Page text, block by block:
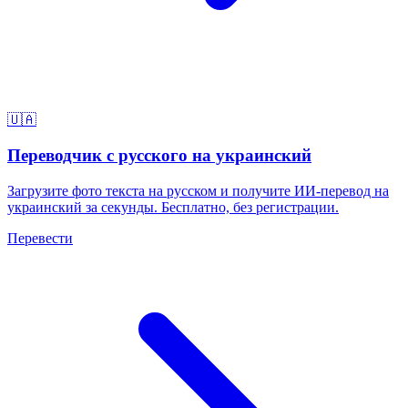
🇺🇦
Переводчик с русского на украинский
Загрузите фото текста на русском и получите ИИ-перевод на
украинский за секунды. Бесплатно, без регистрации.
Перевести